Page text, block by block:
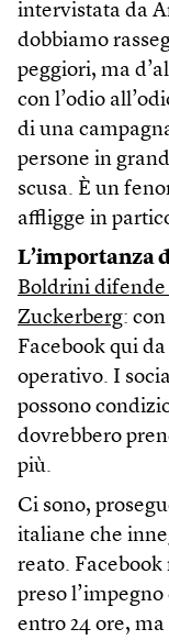
intervistata da
dobbiamo
peggiori, ma
con l’odio
di una
persone in
scusa. È un
affligge in
L’importanza
Boldrini difende
Zuckerberg:
Facebook qui
operativo. I
possono
dovrebbero
più.
Ci sono,
italiane che
reato. Facebook
preso
entro 24 ore,